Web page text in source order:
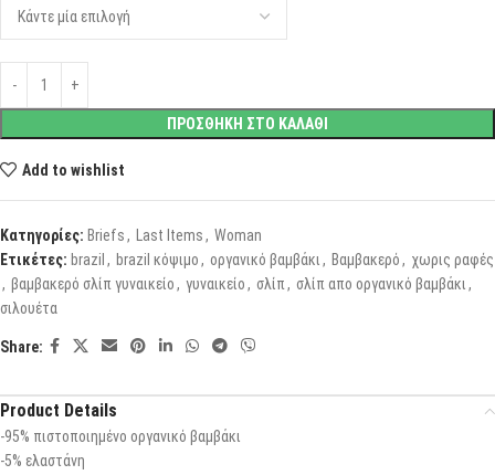
ΠΡΟΣΘΗΚΗ ΣΤΟ ΚΑΛΑΘΙ
Add to wishlist
Κατηγορίες: Briefs, Last Items, Woman
Ετικέτες: brazil , brazil κόψιμο, οργανικό βαμβάκι, Βαμβακερό, χωρις ραφές
, βαμβακερό σλίπ γυναικείο, γυναικείο, σλίπ, σλίπ απο οργανικό βαμβάκι,
σιλουέτα
Share:
Product Details
-95% πιστοποιημένο οργανικό βαμβάκι
-5% ελαστάνη